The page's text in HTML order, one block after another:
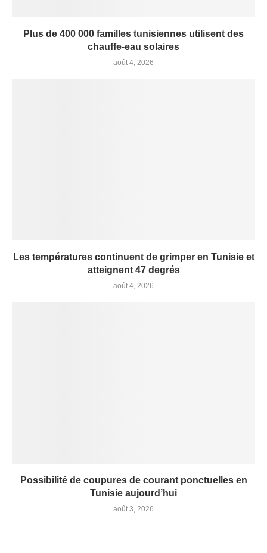
Plus de 400 000 familles tunisiennes utilisent des
chauffe-eau solaires
août 4, 2026
Les températures continuent de grimper en Tunisie et
atteignent 47 degrés
août 4, 2026
Possibilité de coupures de courant ponctuelles en
Tunisie aujourd’hui
août 3, 2026